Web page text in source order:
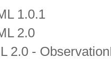
1.0.1
2.0
2.0 -